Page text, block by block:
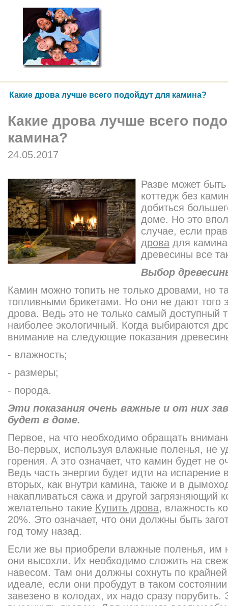
Какие дрова лучше всего подойдут для камина?
Какие дрова лучше всего
камина?
24.05.2017
Разве может
коттедж без
добиться
доме. Но это
случае, если
дрова для
древесины все
Выбор
Камин можно топить не только дровами, но
топливными брикетами. Но они не дают того
дрова. Ведь это не только самый доступный
наиболее экологичный. Когда выбираются
внимание на следующие показания
- влажность;
- размеры;
- порода.
Эти показания очень важные и от них
будет в доме.
Первое, на что необходимо обращать
Во-первых, используя влажные поленья, не
горения. А это означает, что камин будет не
Ведь часть энергии будет идти на испарение
вторых, как внутри камина, также и в
накапливаться сажа и другой загрязняющий
желательно такие Купить дрова, влажность
20%. Это означает, что они должны быть
год тому назад.
Если же вы приобрели влажные поленья, им
они высохли. Их необходимо сложить на
навесом. Там они должны сохнуть по
идеале, если они пробудут в таком
завезено в колодах, их надо сразу